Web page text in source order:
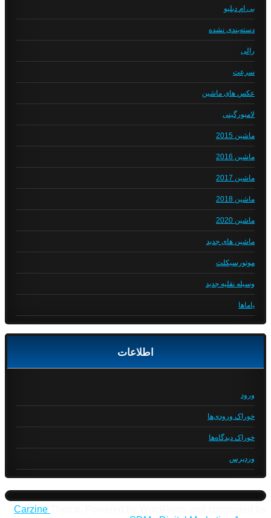
بی ام دبلیو
دسته‌بندی نشده
رالی
سرعت
عکس های ماشین
لامبورگینی
ماشین 2015
ماشین 2016
ماشین 2017
ماشین 2018
ماشین 2020
ماشین های جدید
موتورسیکلت
وسیله نقلیه جدید
یاماها
اطلاعات
ورود
خوراک ورودی‌ها
خوراک دیدگاه‌ها
وردپرس
Carzine